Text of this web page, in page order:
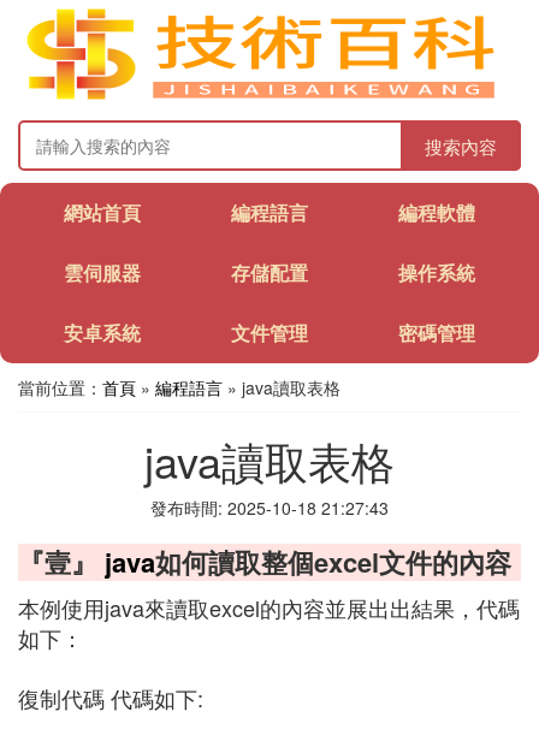
搜索內容
網站首頁 編程語言 編程軟體
雲伺服器 存儲配置 操作系統
安卓系統 文件管理 密碼管理
當前位置： 首頁 » 編程語言 » java讀取表格
java讀取表格
發布時間: 2025-10-18 21:27:43
『壹』 java如何讀取整個excel文件的內容
本例使用java來讀取excel的內容並展出出結果，代碼
如下：
復制代碼 代碼如下: